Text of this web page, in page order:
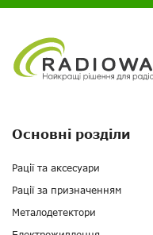
Основні розділи
Рації та аксесуари
Рації за призначенням
Металодетектори